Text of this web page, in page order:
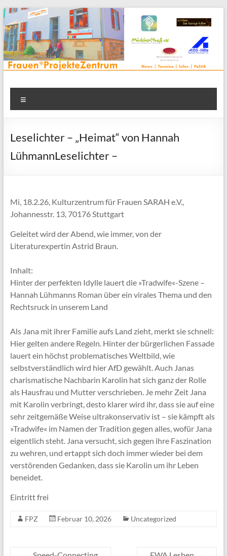
Zum
Inhalt
springen
Frauenprojektehaus wird
FrauenProjekteZentrum
Frauen* | Mädchen* | Projekte | Beratung | Veranstaltungen |
in einem Zentrum | Räume für alle | Projektarbeit | Begegnung
Leselichter – „Heimat“ von Hannah
LühmannLeselichter –
Mi, 18.2.26, Kulturzentrum für Frauen SARAH e.V.,
Johannesstr. 13, 70176 Stuttgart
Geleitet wird der Abend, wie immer, von der
Literaturexpertin Astrid Braun.
Inhalt:
Hinter der perfekten Idylle lauert die »Tradwife«-Szene –
Hannah Lühmanns Roman über ein virales Thema und den
Rechtsruck in unserem Land
Als Jana mit ihrer Familie aufs Land zieht, merkt sie schnell:
Hier gelten andere Regeln. Hinter der bürgerlichen Fassade
lauert ein höchst problematisches Weltbild, wie
selbstverständlich wird hier AfD gewählt. Auch Janas
charismatische Nachbarin Karolin hat sich ganz der Rolle
als Hausfrau und Mutter verschrieben. Je mehr Zeit Jana
mit Karolin verbringt, desto klarer wird ihr, dass sie auf eine
sehr zeitgemäße Weise ultrakonservativ ist – sie kämpft als
»Tradwife« im Namen der Tradition gegen alles, wofür Jana
eigentlich steht. Jana versucht, sich gegen ihre Faszination
zu wehren, und ertappt sich doch immer wieder bei dem
verstörenden Gedanken, dass sie Karolin um ihr Leben
beneidet.
Eintritt frei
FPZ Februar 10, 2026 Uncategorized